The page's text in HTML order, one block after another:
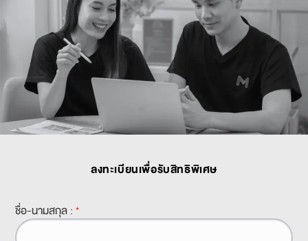
ลงทะเบียนเพื่อรับสิทธิพิเศษ
ชื่อ-นามสกุล :*